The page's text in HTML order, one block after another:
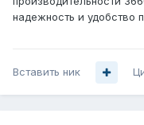
надежность и удобство
Вставить ник